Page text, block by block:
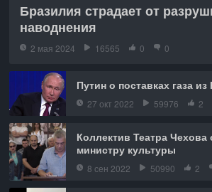
Бразилия страдает от
наводнения
2 мая 2024 16565 0 0
Путин о поставках газа
27 окт 2022 59976 2
Коллектив Театра
министру культуры
8 сен 2022 50990 2